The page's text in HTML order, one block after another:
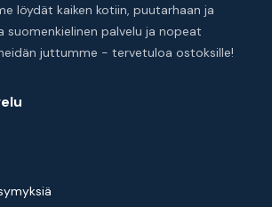
löydät kaiken kotiin, puutarhaan ja
suomenkielinen palvelu ja nopeat
juttumme - tervetuloa ostoksille!